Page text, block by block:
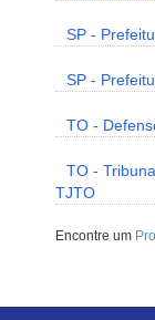
SP -
SP -
TO -
TO -
TJTO
Encontre um